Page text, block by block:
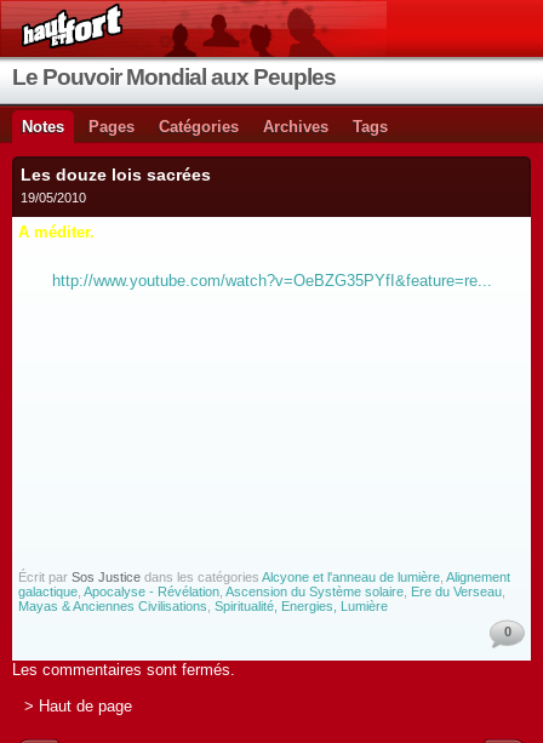
Le Pouvoir Mondial aux Peuples
Notes Pages Catégories Archives Tags
Les douze lois sacrées
19/05/2010
A méditer.
http://www.youtube.com/watch?v=OeBZG35PYfI&feature=re...
Écrit par Sos Justice dans les catégories Alcyone et l'anneau de lumière Alignement
galactique Apocalyse - Révélation Ascension du Système solaire Ere du Verseau
Mayas & Anciennes Civilisations Spiritualité, Energies, Lumière
0
Les commentaires sont fermés.
> Haut de page